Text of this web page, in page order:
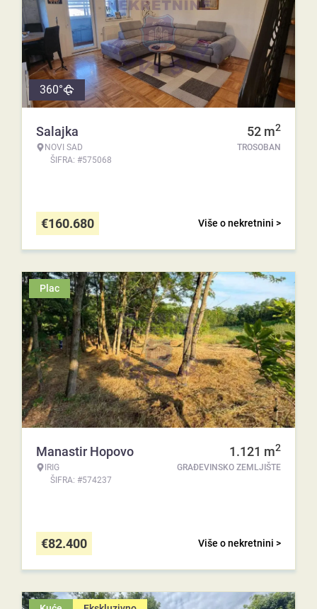
360°
Salajka
NOVI SAD
ŠIFRA: #575068
52 m2
TROSOBAN
Više o nekretnini >
€160.680
Plac
Manastir Hopovo
IRIG
ŠIFRA: #574237
1.121 m2
GRAĐEVINSKO ZEMLJIŠTE
Više o nekretnini >
€82.400